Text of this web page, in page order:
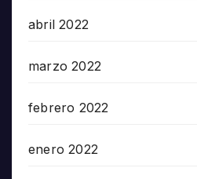
abril 2022
marzo 2022
febrero 2022
enero 2022